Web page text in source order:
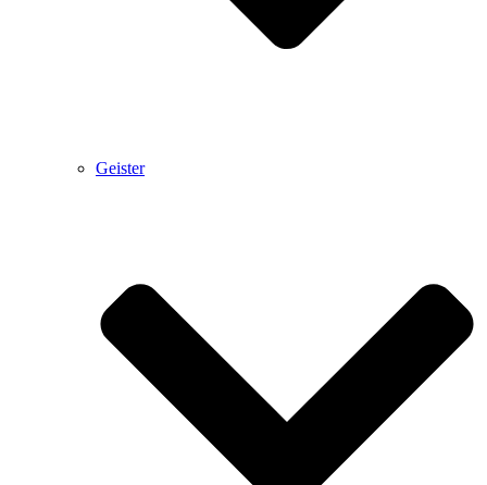
Geister